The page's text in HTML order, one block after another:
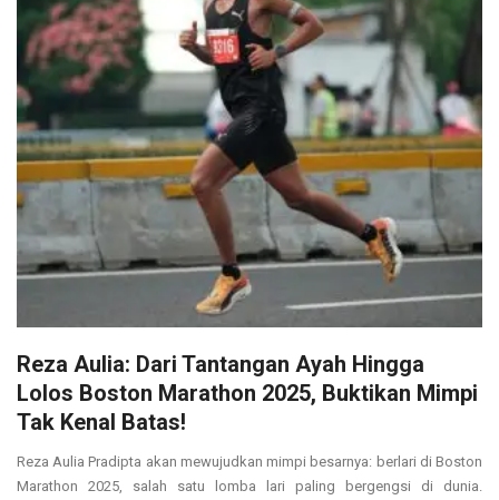
Reza Aulia: Dari Tantangan Ayah Hingga
Lolos Boston Marathon 2025, Buktikan Mimpi
Tak Kenal Batas!
Reza Aulia Pradipta akan mewujudkan mimpi besarnya: berlari di Boston
Marathon 2025, salah satu lomba lari paling bergengsi di dunia.